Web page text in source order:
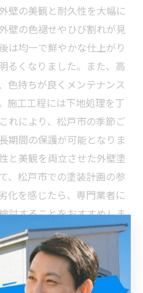
壁の美観と耐久性を大幅に
壁の色褪せやひび割れが見
は均一で鮮やかな仕上がり
るくなりました。また、高
色持ちが良くメンテナンス
施工工程には下地処理を丁
れにより、松戸市の季節ご
期間の保護が可能となりま
と美観を両立させた外壁塗
、松戸市での塗装計画の参
化を感じたら、専門業者に
討することをおすすめしま
いための教訓と成功の秘